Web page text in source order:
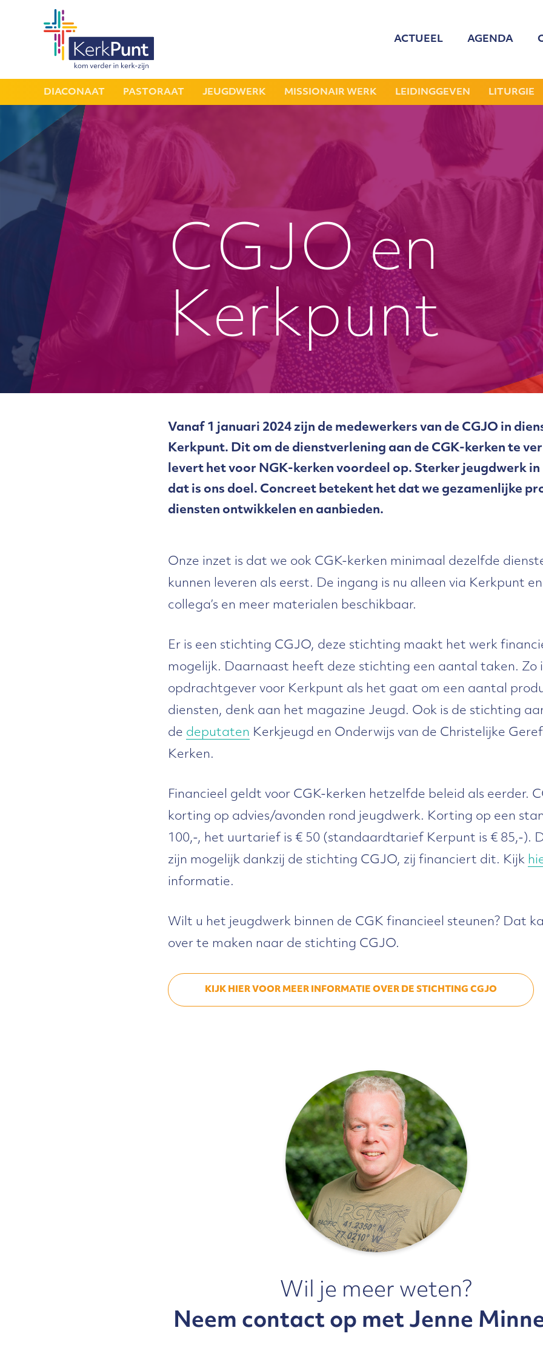
ACTUEEL AGENDA
GEZOCHT:
DIACONAAT PASTORAAT JEUGDWERK MISSIONAIR WERK LEIDINGGEVEN LITURGIE
CGJO en
Kerkpunt
Vanaf 1 januari 2024 zijn de medewerkers van de CGJO in
Kerkpunt. Dit om de dienstverlening aan de CGK-kerken te
levert het voor NGK-kerken voordeel op. Sterker jeugdwerk
dat is ons doel. Concreet betekent het dat we gezamenlijke
diensten ontwikkelen en aanbieden.
Onze inzet is dat we ook CGK-kerken minimaal dezelfde
kunnen leveren als eerst. De ingang is nu alleen via Kerkpunt
collega’s en meer materialen beschikbaar.
Er is een stichting CGJO, deze stichting maakt het werk
mogelijk. Daarnaast heeft deze stichting een aantal taken. Zo
opdrachtgever voor Kerkpunt als het gaat om een aantal
diensten, denk aan het magazine Jeugd. Ook is de stichting
de deputaten Kerkjeugd en Onderwijs van de Christelijke
Kerken.
Financieel geldt voor CGK-kerken hetzelfde beleid als eerder.
korting op advies/avonden rond jeugdwerk. Korting op een
100,-, het uurtarief is € 50 (standaardtarief Kerpunt is € 85,-).
zijn mogelijk dankzij de stichting CGJO, zij financiert dit. Kijk
informatie.
Wilt u het jeugdwerk binnen de CGK financieel steunen? Dat
over te maken naar de stichting CGJO.
KIJK HIER VOOR MEER INFORMATIE OVER DE STICHTING CGJO
Wil je meer weten?
Neem contact op met Jenne